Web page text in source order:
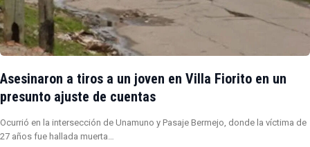
Asesinaron a tiros a un joven en Villa Fiorito en un
presunto ajuste de cuentas
Ocurrió en la intersección de Unamuno y Pasaje Bermejo, donde la víctima de
27 años fue hallada muerta…